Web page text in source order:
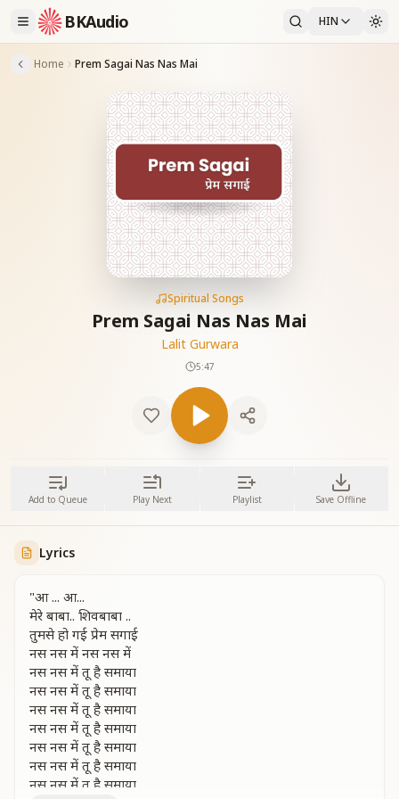
BKAudio HIN
Home Prem Sagai Nas Nas Mai
Spiritual Songs
Prem Sagai Nas Nas Mai
Lalit Gurwara
5:47
Add to Queue Play Next Playlist Save Offline
Lyrics
"आ ... आ...
मेरे बाबा.. शिवबाबा ..
तुमसे हो गई प्रेम सगाई
नस नस में नस नस में
नस नस में तू है समाया
नस नस में तू है समाया
नस नस में तू है समाया
नस नस में तू है समाया
नस नस में तू है समाया
नस नस में तू है समाया
नस नस में तू है समाया